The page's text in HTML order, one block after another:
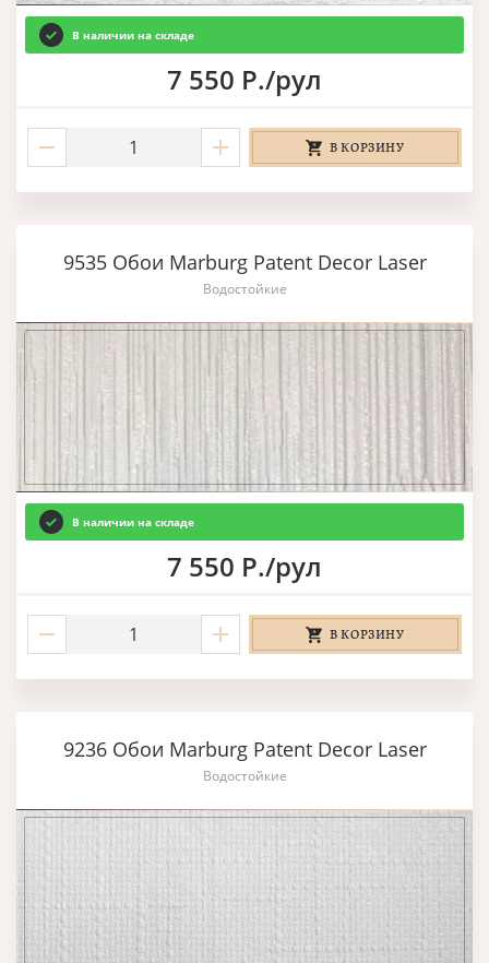
В наличии на складе
7 550 Р./рул
В КОРЗИНУ
9535 Обои Marburg Patent Decor Laser
Водостойкие
В наличии на складе
7 550 Р./рул
В КОРЗИНУ
9236 Обои Marburg Patent Decor Laser
Водостойкие